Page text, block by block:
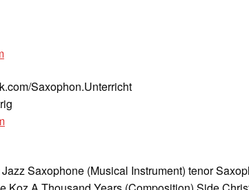
Saxophon.Unterricht
Saxophone (Musical Instrument) tenor